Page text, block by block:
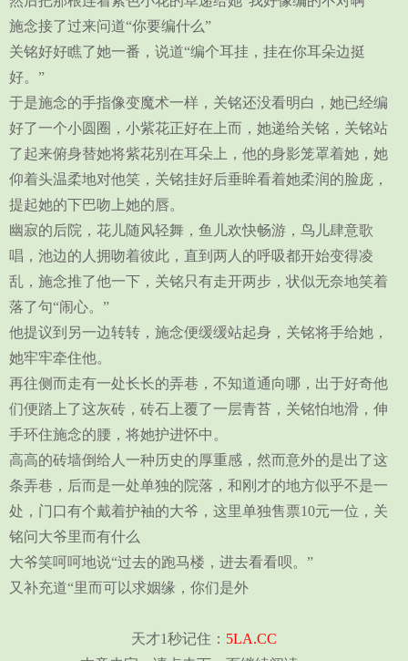
施念接了过来问道“你要编什么”
关铭好好瞧了她一番，说道“编个耳挂，挂在你耳朵边挺
好。”
于是施念的手指像变魔术一样，关铭还没看明白，她已经编
好了一个小圆圈，小紫花正好在上而，她递给关铭，关铭站
了起来俯身替她将紫花别在耳朵上，他的身影笼罩着她，她
仰着头温柔地对他笑，关铭挂好后垂眸看着她柔润的脸庞，
提起她的下巴吻上她的唇。
幽寂的后院，花儿随风轻舞，鱼儿欢快畅游，鸟儿肆意歌
唱，池边的人拥吻着彼此，直到两人的呼吸都开始变得凌
乱，施念推了他一下，关铭只有走开两步，状似无奈地笑着
落了句“闹心。”
他提议到另一边转转，施念便缓缓站起身，关铭将手给她，
她牢牢牵住他。
再往侧而走有一处长长的弄巷，不知道通向哪，出于好奇他
们便踏上了这灰砖，砖石上覆了一层青苔，关铭怕地滑，伸
手环住施念的腰，将她护进怀中。
高高的砖墙倒给人一种历史的厚重感，然而意外的是出了这
条弄巷，后而是一处单独的院落，和刚才的地方似乎不是一
处，门口有个戴着护袖的大爷，这里单独售票10元一位，关
铭问大爷里而有什么
大爷笑呵呵地说“过去的跑马楼，进去看看呗。”
又补充道“里而可以求姻缘，你们是外
天才1秒记住： 5LA.CC